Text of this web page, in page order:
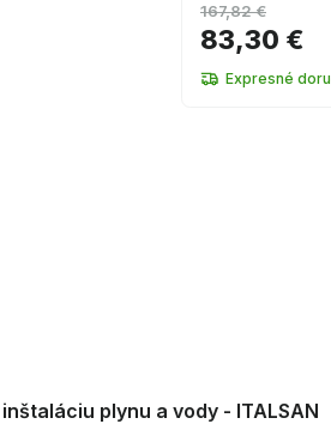
83,30 €
167,82 €
Expresné
plynu a vody - ITALSAN